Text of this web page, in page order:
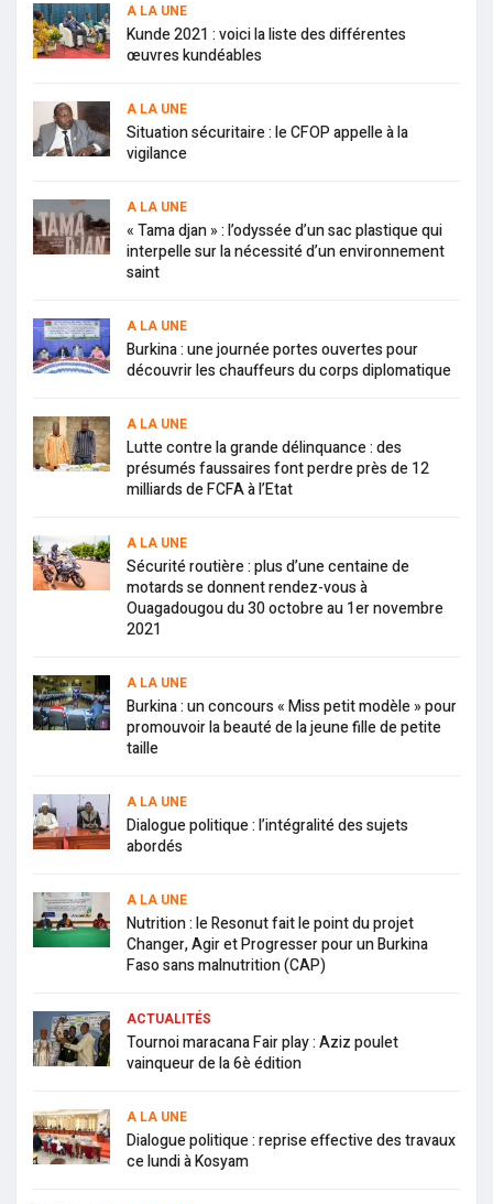
A LA UNE
Kunde 2021 : voici la liste des différentes
œuvres kundéables
A LA UNE
Situation sécuritaire : le CFOP appelle à la
vigilance
A LA UNE
« Tama djan » : l’odyssée d’un sac plastique qui
interpelle sur la nécessité d’un environnement
saint
A LA UNE
Burkina : une journée portes ouvertes pour
découvrir les chauffeurs du corps diplomatique
A LA UNE
Lutte contre la grande délinquance : des
présumés faussaires font perdre près de 12
milliards de FCFA à l’Etat
A LA UNE
Sécurité routière : plus d’une centaine de
motards se donnent rendez-vous à
Ouagadougou du 30 octobre au 1er novembre
2021
A LA UNE
Burkina : un concours « Miss petit modèle » pour
promouvoir la beauté de la jeune fille de petite
taille
A LA UNE
Dialogue politique : l’intégralité des sujets
abordés
A LA UNE
Nutrition : le Resonut fait le point du projet
Changer, Agir et Progresser pour un Burkina
Faso sans malnutrition (CAP)
ACTUALITÉS
Tournoi maracana Fair play : Aziz poulet
vainqueur de la 6è édition
A LA UNE
Dialogue politique : reprise effective des travaux
ce lundi à Kosyam